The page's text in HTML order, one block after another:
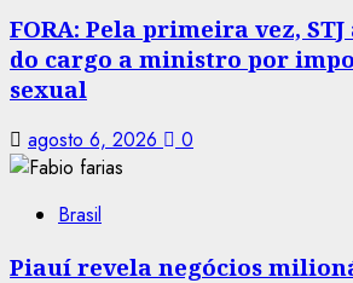
FORA: Pela primeira vez,
do cargo a ministro por
sexual
agosto 6, 2026 0
Brasil
Piauí revela negócios